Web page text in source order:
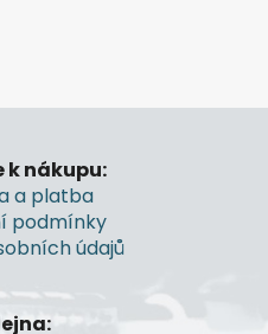
r
k
y
v
ý
s
k nákupu:
a platba
podmínky
údajů